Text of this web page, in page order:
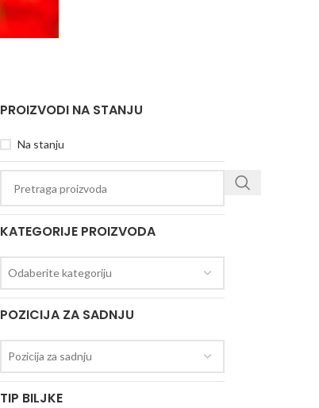
PROIZVODI NA STANJU
Na stanju
KATEGORIJE PROIZVODA
Odaberite kategoriju
POZICIJA ZA SADNJU
Pozicija za sadnju
TIP BILJKE